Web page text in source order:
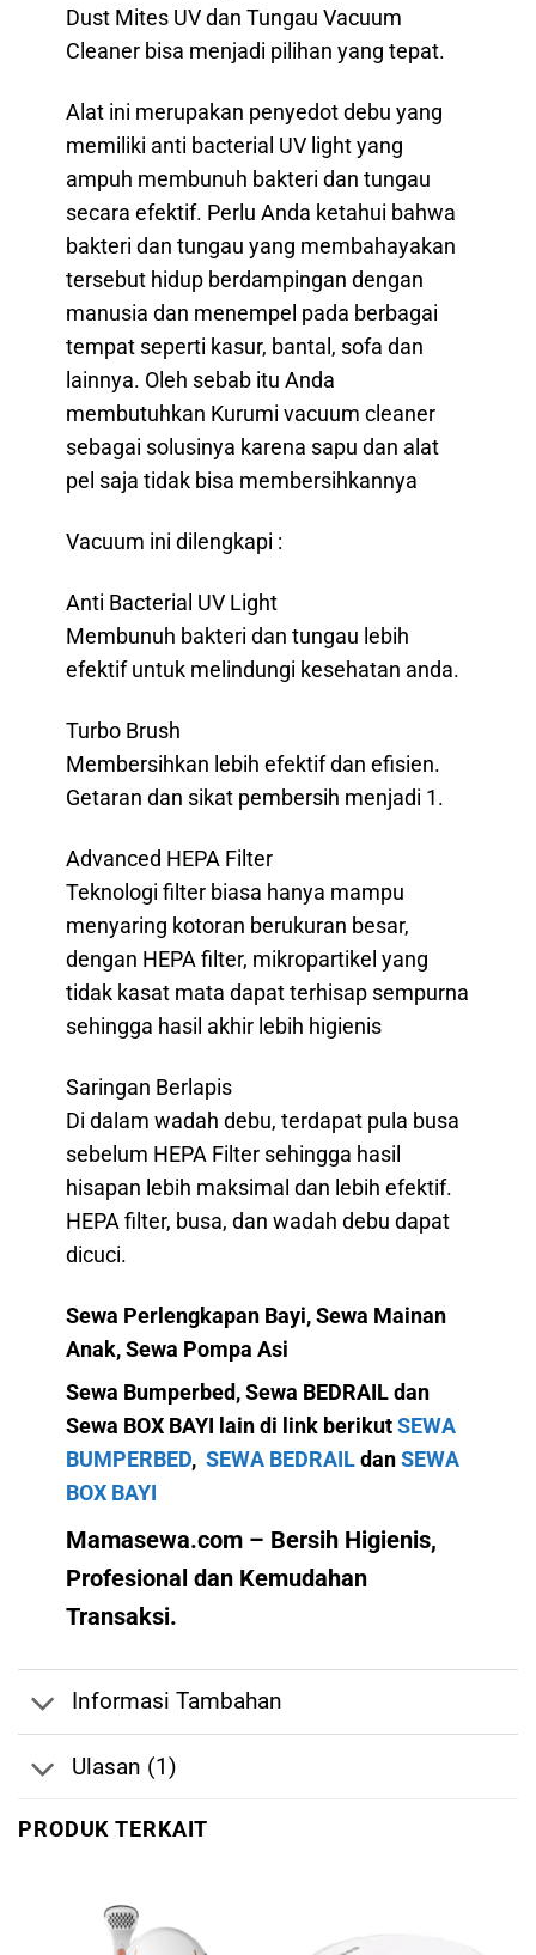
Dust Mites UV dan Tungau Vacuum
Cleaner bisa menjadi pilihan yang tepat.
Alat ini merupakan penyedot debu yang
memiliki anti bacterial UV light yang
ampuh membunuh bakteri dan tungau
secara efektif. Perlu Anda ketahui bahwa
bakteri dan tungau yang membahayakan
tersebut hidup berdampingan dengan
manusia dan menempel pada berbagai
tempat seperti kasur, bantal, sofa dan
lainnya. Oleh sebab itu Anda
membutuhkan Kurumi vacuum cleaner
sebagai solusinya karena sapu dan alat
pel saja tidak bisa membersihkannya
Vacuum ini dilengkapi :
Anti Bacterial UV Light
Membunuh bakteri dan tungau lebih
efektif untuk melindungi kesehatan anda.
Turbo Brush
Membersihkan lebih efektif dan efisien.
Getaran dan sikat pembersih menjadi 1.
Advanced HEPA Filter
Teknologi filter biasa hanya mampu
menyaring kotoran berukuran besar,
dengan HEPA filter, mikropartikel yang
tidak kasat mata dapat terhisap sempurna
sehingga hasil akhir lebih higienis
Saringan Berlapis
Di dalam wadah debu, terdapat pula busa
sebelum HEPA Filter sehingga hasil
hisapan lebih maksimal dan lebih efektif.
HEPA filter, busa, dan wadah debu dapat
dicuci.
Sewa Perlengkapan Bayi, Sewa Mainan
Anak, Sewa Pompa Asi
Sewa Bumperbed, Sewa BEDRAIL dan
Sewa BOX BAYI lain di link berikutSEWA
BUMPERBED,SEWA BEDRAIL danSEWA
BOX BAYI
Mamasewa.com – Bersih Higienis,
Profesional dan Kemudahan
Transaksi.
Informasi Tambahan
Ulasan (1)
PRODUK TERKAIT